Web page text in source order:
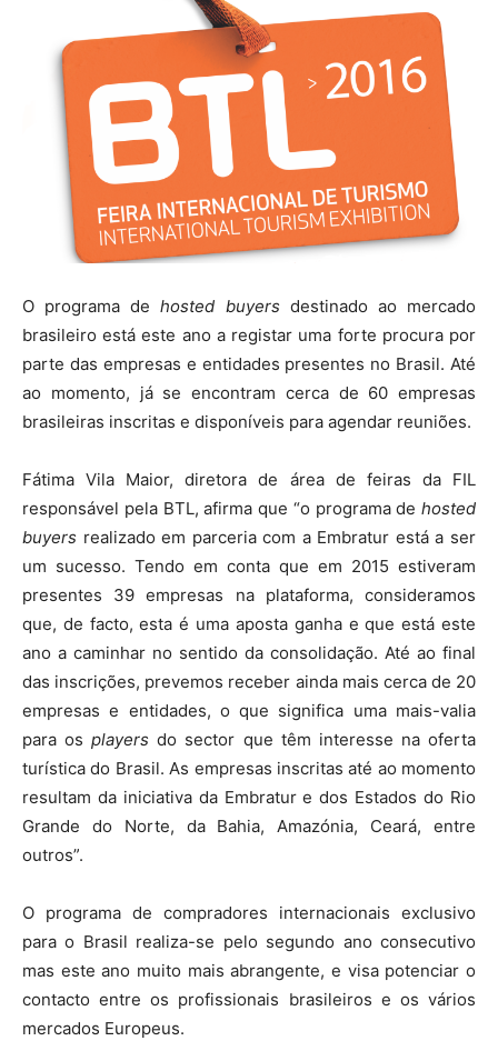
O programa dehosted buyers destinado ao mercado
brasileiro está este ano a registar uma forte procura por
parte das empresas e entidades presentes no Brasil. Até
ao momento, já se encontram cerca de 60 empresas
brasileiras inscritas e disponíveis para agendar reuniões.
Fátima Vila Maior, diretora de área de feiras da FIL
responsável pela BTL, afirma que “o programa de hosted
buyers realizado em parceria com a Embratur está a ser
um sucesso. Tendo em conta que em 2015 estiveram
presentes 39 empresas na plataforma, consideramos
que, de facto, esta é uma aposta ganha e que está este
ano a caminhar no sentido da consolidação. Até ao final
das inscrições, prevemos receber ainda mais cerca de 20
empresas e entidades, o que significa uma mais-valia
para osplayers do sector que têm interesse na oferta
turística do Brasil. As empresas inscritas até ao momento
resultam da iniciativa da Embratur e dos Estados do Rio
Grande do Norte, da Bahia, Amazónia, Ceará, entre
outros”.
O programa de compradores internacionais exclusivo
para o Brasil realiza-se pelo segundo ano consecutivo
mas este ano muito mais abrangente, e visa potenciar o
contacto entre os profissionais brasileiros e os vários
mercados Europeus.